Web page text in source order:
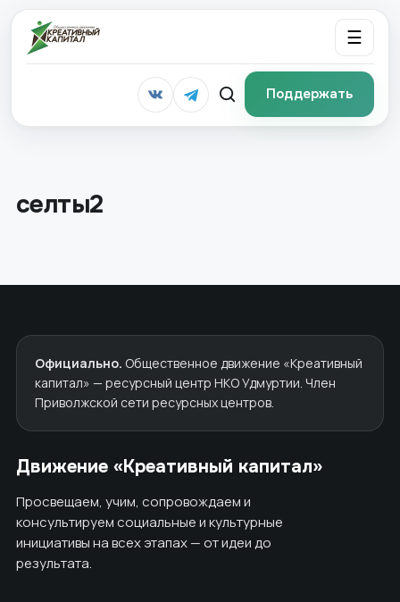
☰
Поддержать
селты2
Официально. Общественное движение «Креативный
капитал» — ресурсный центр НКО Удмуртии. Член
Приволжской сети ресурсных центров.
Движение «Креативный капитал»
Просвещаем, учим, сопровождаем и
консультируем социальные и культурные
инициативы на всех этапах — от идеи до
результата.